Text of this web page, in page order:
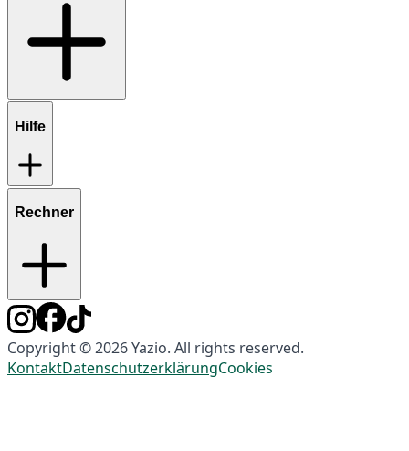
Hilfe
Rechner
Copyright © 2026 Yazio. All rights reserved.
KontaktDatenschutzerklärungCookies